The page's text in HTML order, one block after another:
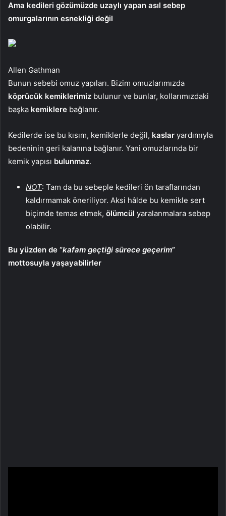
Ama kedileri gözümüzde uzaylı yapan asıl sebep
omurgalarının esnekliği değil
Allen Gathman
Bunun sebebi omuz yapıları. Bizim omuzlarımızda
köprücük kemiklerimiz bulunur ve bunlar, kollarımızdaki
başka kemiklere bağlanır.
Kedilerde ise bu kısım, kemiklerle değil, kaslar yardımıyla
bedeninin geri kalanına bağlanır. Yani omuzlarında bir
kemik yapısı bulunmaz.
NOT: Tam da bu sebeple kedileri ön taraflarından
kaldırmamak öneriliyor. Aksi hâlde bu kemikle sert
biçimde temas etmek, ölümcül yaralanmalara sebep
olabilir.
Bu yüzden de “kafam geçtiği sürece geçerim”
mottosuyla yaşayabilirler